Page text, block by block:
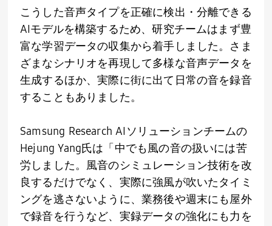
こうした音声タイプを正確に検出・分離できる
AIモデルを構築するため、研究チームはまず豊
富な学習データの収集から着手しました。さま
ざまなシナリオを再現して多様な音声データを
生成するほか、実際に街に出て日常の音を録音
することもありました。
Samsung Research AI ソリューションチームの
Hejung Yang氏は「中でも風の音の扱いには苦
労しました。風音のシミュレーション技術を改
良するだけでなく、実際に強風が吹いたタイミ
ングを逃さないように、業務後や週末にも屋外
で録音を行うなど、実録データの強化にも力を